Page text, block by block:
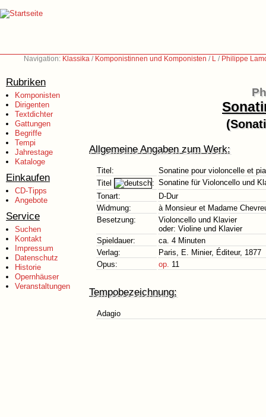
Navigation: Klassika / Komponistinnen und Komponisten / L / Philippe
Rubriken
Komponisten
Dirigenten
Textdichter
Gattungen
Begriffe
Tempi
Jahrestage
Kataloge
Einkaufen
CD-Tipps
Angebote
Service
Suchen
Kontakt
Impressum
Datenschutz
Historie
Opernhäuser
Veranstaltungen
Allgemeine Angaben zum Werk:
Titel:
Sonatine pour violoncelle et
Titel
: Sonatine für Violoncello und
Tonart:
D-Dur
Widmung:
à Monsieur et Madame
Besetzung:
Violoncello und Klavier
oder: Violine und Klavier
Spieldauer:
ca. 4 Minuten
Verlag:
Paris, E. Minier, Éditeur, 1877
Opus:
op. 11
Tempobezeichnung:
Adagio